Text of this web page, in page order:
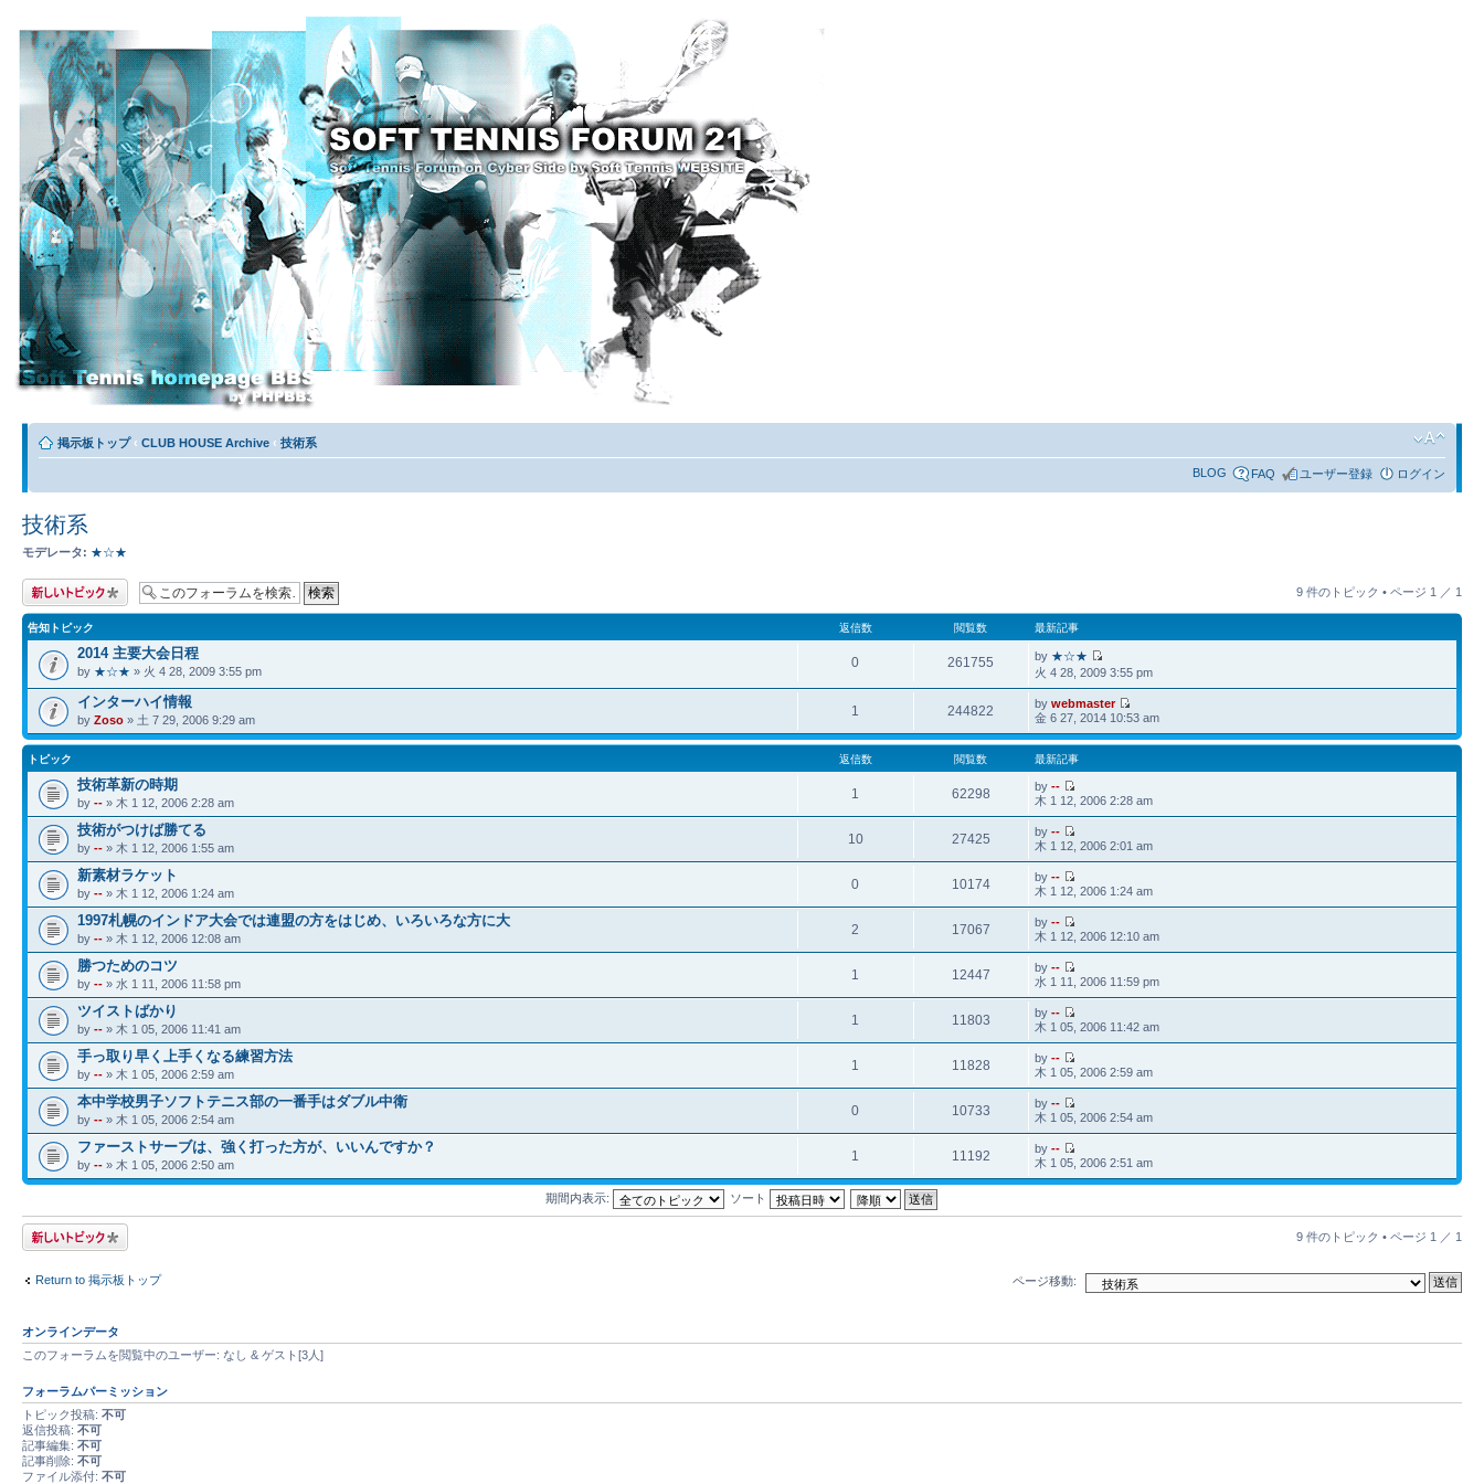
掲示板トップ ‹ CLUB HOUSE Archive ‹ 技術系
BLOG FAQ ユーザー登録 ログイン
技術系
モデレータ: ★☆★
トピックを投稿す
る
9 件のトピック • ページ 1 ／ 1
告知トピック 返信数 閲覧数 最新記事
2014 主要大会日程
by ★☆★ » 火 4 28, 2009 3:55 pm
0 261755 by ★☆★
火 4 28, 2009 3:55 pm
インターハイ情報
by Zoso » 土 7 29, 2006 9:29 am
1 244822 bywebmaster
金 6 27, 2014 10:53 am
トピック 返信数 閲覧数 最新記事
技術革新の時期
by -- » 木 1 12, 2006 2:28 am
1 62298 by--
木 1 12, 2006 2:28 am
技術がつけば勝てる
by -- » 木 1 12, 2006 1:55 am
10 27425 by--
木 1 12, 2006 2:01 am
新素材ラケット
by -- » 木 1 12, 2006 1:24 am
0 10174 by--
木 1 12, 2006 1:24 am
1997札幌のインドア大会では連盟の方をはじめ、いろいろな方に大
by -- » 木 1 12, 2006 12:08 am
2 17067 by--
木 1 12, 2006 12:10 am
勝つためのコツ
by -- » 水 1 11, 2006 11:58 pm
1 12447 by--
水 1 11, 2006 11:59 pm
ツイストばかり
by -- » 木 1 05, 2006 11:41 am
1 11803 by--
木 1 05, 2006 11:42 am
手っ取り早く上手くなる練習方法
by -- » 木 1 05, 2006 2:59 am
1 11828 by--
木 1 05, 2006 2:59 am
本中学校男子ソフトテニス部の一番手はダブル中衛
by -- » 木 1 05, 2006 2:54 am
0 10733 by--
木 1 05, 2006 2:54 am
ファーストサーブは、強く打った方が、いいんですか？
by -- » 木 1 05, 2006 2:50 am
1 11192 by--
木 1 05, 2006 2:51 am
期間内表示: ソート
トピックを投稿す
る
9 件のトピック • ページ 1 ／ 1
Return to 掲示板トップ ページ移動:
オンラインデータ
このフォーラムを閲覧中のユーザー: なし & ゲスト[3人]
フォーラムパーミッション
トピック投稿: 不可
返信投稿: 不可
記事編集: 不可
記事削除: 不可
ファイル添付: 不可